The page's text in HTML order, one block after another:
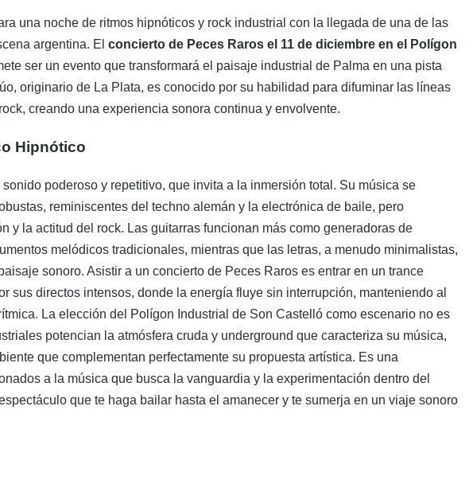
una noche de ritmos hipnóticos y rock industrial con la llegada de una de las
argentina. El concierto de Peces Raros el 11 de diciembre en el Polígon
ser un evento que transformará el paisaje industrial de Palma en una pista
originario de La Plata, es conocido por su habilidad para difuminar las líneas
creando una experiencia sonora continua y envolvente.
Hipnótico
poderoso y repetitivo, que invita a la inmersión total. Su música se
reminiscentes del techno alemán y la electrónica de baile, pero
y la actitud del rock. Las guitarras funcionan más como generadoras de
melódicos tradicionales, mientras que las letras, a menudo minimalistas,
sonoro. Asistir a un concierto de Peces Raros es entrar en un trance
sus directos intensos, donde la energía fluye sin interrupción, manteniendo al
La elección del Polígon Industrial de Son Castelló como escenario no es
potencian la atmósfera cruda y underground que caracteriza su música,
que complementan perfectamente su propuesta artística. Es una
a la música que busca la vanguardia y la experimentación dentro del
que te haga bailar hasta el amanecer y te sumerja en un viaje sonoro